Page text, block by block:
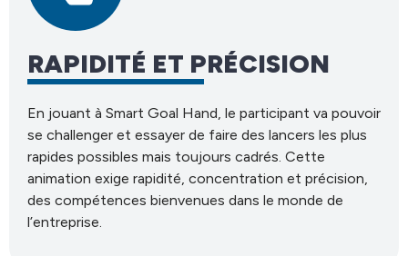
RAPIDITÉ ET PRÉCISION
En jouant à Smart Goal Hand, le participant va pouvoir
se challenger et essayer de faire des lancers les plus
rapides possibles mais toujours cadrés. Cette
animation exige rapidité, concentration et précision,
des compétences bienvenues dans le monde de
l’entreprise.